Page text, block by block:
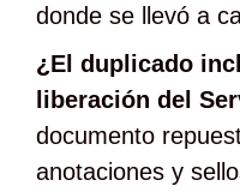
donde se llevó a
¿El duplicado
liberación del
documento
anotaciones y